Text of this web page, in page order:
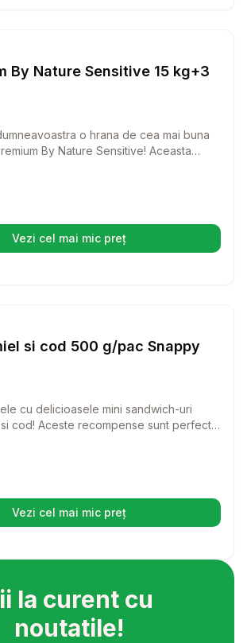
Caini
By Nature Sensitive 15 kg+3
o hrana de cea mai buna
By Nature Sensitive! Aceasta
a sustine cainii cu sensibilitati
Vezi cel mai mic preț(se deschide într-o filă nouă)
si cod 500 g/pac Snappy
cu delicioasele mini sandwich-uri
cod! Aceste recompense sunt perfecte
Vezi cel mai mic preț(se deschide într-o filă nouă)
la curent cu
noutatile!